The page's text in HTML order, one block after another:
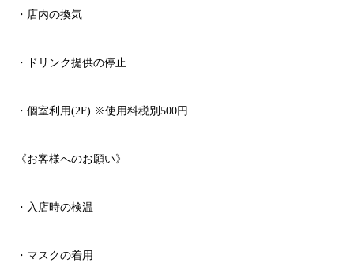
・店内の換気
・ドリンク提供の停止
・個室利用(2F) ※使用料税別 500円
《お客様へのお願い》
・入店時の検温
・マスクの着用